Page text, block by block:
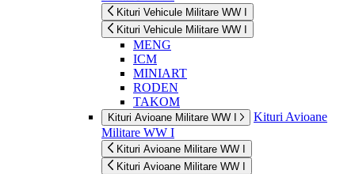
Kituri Vehicule Militare WW I
Kituri Vehicule Militare WW I
MENG
ICM
MINIART
RODEN
TAKOM
Kituri Avioane Militare WW I
Kituri Avioane
Militare WW I
Kituri Avioane Militare WW I
Kituri Avioane Militare WW I